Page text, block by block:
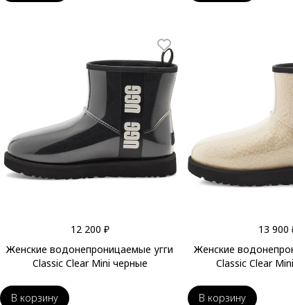
12 200 ₽
Женские водонепроницаемые угги
Classic Clear Mini черные
В корзину
13 900
Женские
Classic Clear
В корзину